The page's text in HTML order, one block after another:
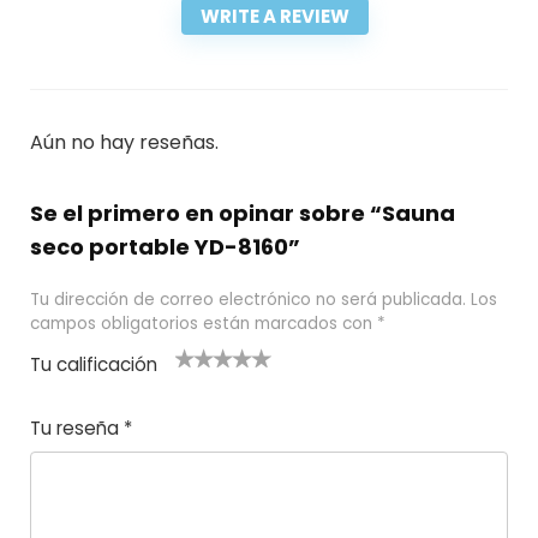
WRITE A REVIEW
Aún no hay reseñas.
Se el primero en opinar sobre “Sauna
seco portable YD-8160”
Tu dirección de correo electrónico no será publicada. Los
campos obligatorios están marcados con *
Tu calificación
e
5
las
s
Tu reseña *